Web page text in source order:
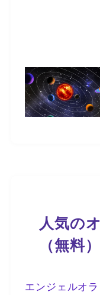
人気の
（無料）
エンジェルオ